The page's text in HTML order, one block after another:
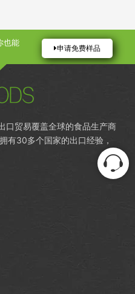
也能
申请免费样品
口贸易覆盖全球的食品生产商
有30多个国家的出口经验，